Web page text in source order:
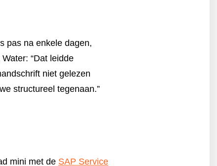
pas na enkele dagen,
“Dat leidde
niet gelezen
structureel tegenaan.”
mini met de SAP Service